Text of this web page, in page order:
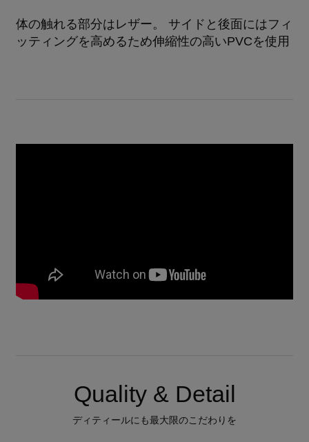
体の触れる部分はレザー。 サイドと後面にはフィ
ッティングを高めるため伸縮性の高いPVCを使用
Quality & Detail
ディティールにも最大限のこだわりを